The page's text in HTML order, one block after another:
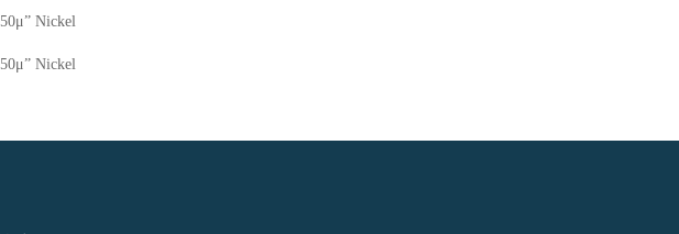
Nickel
Nickel